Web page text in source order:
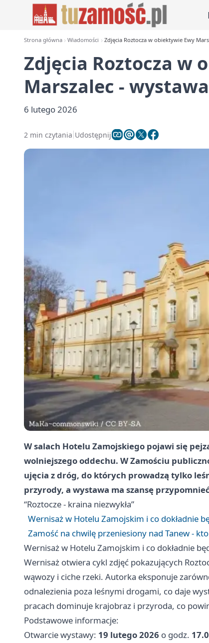
Strona główna Wiadomości Zdjęcia Roztocza w obiektywie Ewy
Zdjęcia Roztocza w
Marszalec -
6 lutego 2026
2 min czytania Udostępnij
W salach Hotelu Zamojskiego pojawi się
wolniejszego oddechu. W Zamościu
ujęcia z dróg, do których prowadzą tylko
przyrody, a wystawa ma szansę
“Roztocze - kraina niezwykła”
Wernisaż w Hotelu Zamojskim i co dokładnie
Zamość na chwilę przeniesiony nad Tanew -
Wernisaż w Hotelu Zamojskim i co dokładnie
Wernisaż otwiera cykl zdjęć pokazujących
wąwozy i ciche rzeki. Autorka eksponuje
odnalezienia poza leśnymi drogami, co daje
pracach dominuje krajobraz i przyroda, co
Podstawowe informacje:
Otwarcie wystawy: 19 lutego 2026 o godz.